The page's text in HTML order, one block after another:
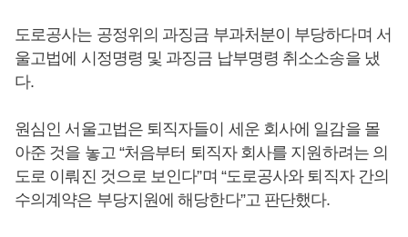
도로공사는 공정위의 과징금 부과처분이 부당하다며 서
울고법에 시정명령 및 과징금 납부명령 취소소송을 냈
다.
원심인 서울고법은 퇴직자들이 세운 회사에 일감을 몰
아준 것을 놓고 “처음부터 퇴직자 회사를 지원하려는 의
도로 이뤄진 것으로 보인다”며 “도로공사와 퇴직자 간의
수의계약은 부당지원에 해당한다”고 판단했다.